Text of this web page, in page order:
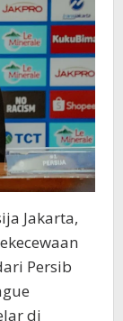
Jakarta,
Persib
di